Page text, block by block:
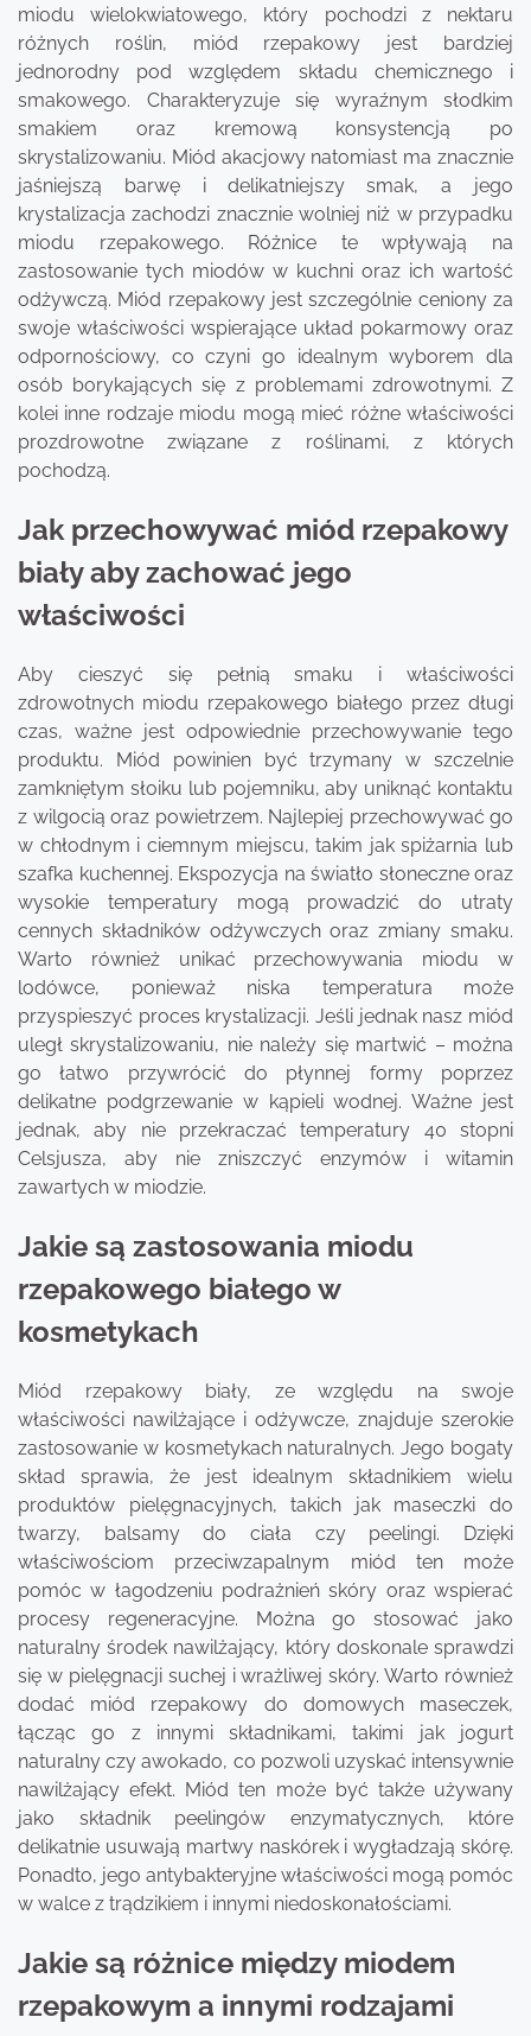
miodu wielokwiatowego, który pochodzi z nektaru
różnych roślin, miód rzepakowy jest bardziej
jednorodny pod względem składu chemicznego i
smakowego. Charakteryzuje się wyraźnym słodkim
smakiem oraz kremową konsystencją po
skrystalizowaniu. Miód akacjowy natomiast ma znacznie
jaśniejszą barwę i delikatniejszy smak, a jego
krystalizacja zachodzi znacznie wolniej niż w przypadku
miodu rzepakowego. Różnice te wpływają na
zastosowanie tych miodów w kuchni oraz ich wartość
odżywczą. Miód rzepakowy jest szczególnie ceniony za
swoje właściwości wspierające układ pokarmowy oraz
odpornościowy, co czyni go idealnym wyborem dla
osób borykających się z problemami zdrowotnymi. Z
kolei inne rodzaje miodu mogą mieć różne właściwości
prozdrowotne związane z roślinami, z których
pochodzą.
Jak przechowywać miód rzepakowy
biały aby zachować jego
właściwości
Aby cieszyć się pełnią smaku i właściwości
zdrowotnych miodu rzepakowego białego przez długi
czas, ważne jest odpowiednie przechowywanie tego
produktu. Miód powinien być trzymany w szczelnie
zamkniętym słoiku lub pojemniku, aby uniknąć kontaktu
z wilgocią oraz powietrzem. Najlepiej przechowywać go
w chłodnym i ciemnym miejscu, takim jak spiżarnia lub
szafka kuchennej. Ekspozycja na światło słoneczne oraz
wysokie temperatury mogą prowadzić do utraty
cennych składników odżywczych oraz zmiany smaku.
Warto również unikać przechowywania miodu w
lodówce, ponieważ niska temperatura może
przyspieszyć proces krystalizacji. Jeśli jednak nasz miód
uległ skrystalizowaniu, nie należy się martwić – można
go łatwo przywrócić do płynnej formy poprzez
delikatne podgrzewanie w kąpieli wodnej. Ważne jest
jednak, aby nie przekraczać temperatury 40 stopni
Celsjusza, aby nie zniszczyć enzymów i witamin
zawartych w miodzie.
Jakie są zastosowania miodu
rzepakowego białego w
kosmetykach
Miód rzepakowy biały, ze względu na swoje
właściwości nawilżające i odżywcze, znajduje szerokie
zastosowanie w kosmetykach naturalnych. Jego bogaty
skład sprawia, że jest idealnym składnikiem wielu
produktów pielęgnacyjnych, takich jak maseczki do
twarzy, balsamy do ciała czy peelingi. Dzięki
właściwościom przeciwzapalnym miód ten może
pomóc w łagodzeniu podrażnień skóry oraz wspierać
procesy regeneracyjne. Można go stosować jako
naturalny środek nawilżający, który doskonale sprawdzi
się w pielęgnacji suchej i wrażliwej skóry. Warto również
dodać miód rzepakowy do domowych maseczek,
łącząc go z innymi składnikami, takimi jak jogurt
naturalny czy awokado, co pozwoli uzyskać intensywnie
nawilżający efekt. Miód ten może być także używany
jako składnik peelingów enzymatycznych, które
delikatnie usuwają martwy naskórek i wygładzają skórę.
Ponadto, jego antybakteryjne właściwości mogą pomóc
w walce z trądzikiem i innymi niedoskonałościami.
Jakie są różnice między miodem
rzepakowym a innymi rodzajami